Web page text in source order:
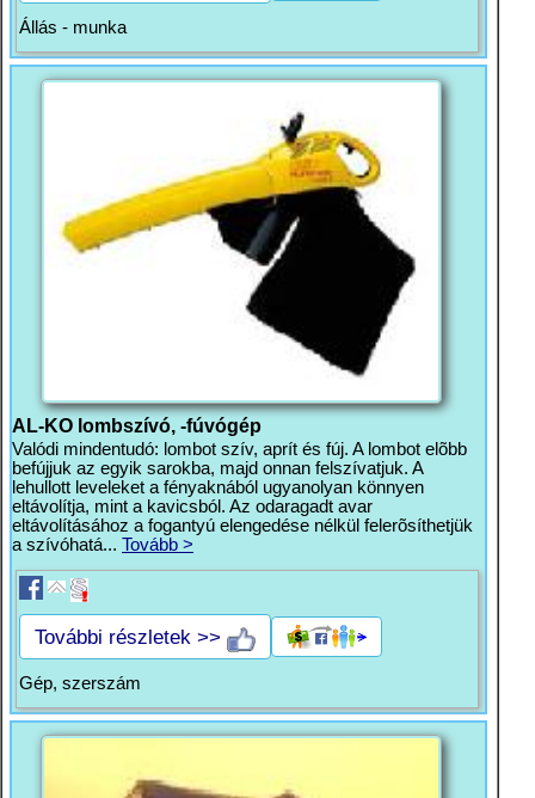
Állás - munka
AL-KO lombszívó, -fúvógép
Valódi mindentudó: lombot szív, aprít és fúj. A lombot elõbb
befújjuk az egyik sarokba, majd onnan felszívatjuk. A
lehullott leveleket a fényaknából ugyanolyan könnyen
eltávolítja, mint a kavicsból. Az odaragadt avar
eltávolításához a fogantyú elengedése nélkül felerõsíthetjük
a szívóhatá... Tovább >
További részletek >>
Gép, szerszám